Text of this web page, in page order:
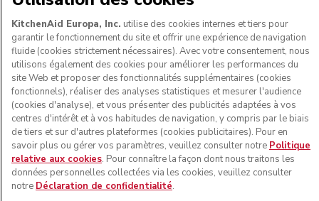
© KitchenAid 2026 - Tous droits réservés. KitchenAid et la
forme du robot pâtissier multifonction sont des marques
commerciales aux États-Unis et ailleurs.
KitchenAid Europa, Inc. utilise des cookies internes et tiers pour
garantir le fonctionnement du site et offrir une expérience de navigation
fluide (cookies strictement nécessaires). Avec votre consentement, nous
utilisons également des cookies pour améliorer les performances du
site Web et proposer des fonctionnalités supplémentaires (cookies
fonctionnels), réaliser des analyses statistiques et mesurer l'audience
(cookies d'analyse), et vous présenter des publicités adaptées à vos
centres d'intérêt et à vos habitudes de navigation, y compris par le biais
de tiers et sur d'autres plateformes (cookies publicitaires). Pour en
savoir plus ou gérer vos paramètres, veuillez consulter notre Politique
relative aux cookies. Pour connaître la façon dont nous traitons les
données personnelles collectées via les cookies, veuillez consulter
notre Déclaration de confidentialité.